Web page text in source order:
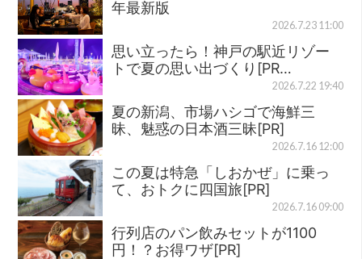
年最新版
2026.7.23 11:00
思い立ったら！神戸の駅近リゾー
トで夏の思い出づくり[PR…
2026.7.22 19:40
夏の新潟、市場ハシゴで海鮮三
昧、魅惑の日本酒三昧[PR]
2026.7.16 12:00
この夏は特急「しおかぜ」に乗っ
て、おトクに四国旅[PR]
2026.7.16 09:00
行列店のパン飲みセットが1100
円！？お得ワザ[PR]